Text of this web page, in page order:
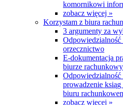
komornikowi
zobacz więcej »
Korzystam z biura
3 argumenty za
orzecznictwo
E-dokumentacja
biurze
prowadzenie
biuru
zobacz więcej »